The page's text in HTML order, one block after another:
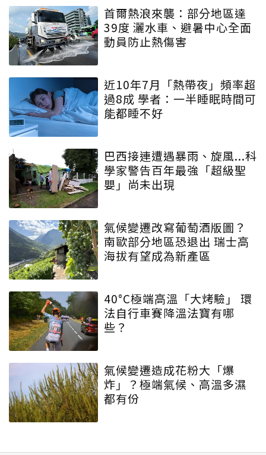
首爾熱浪來襲：部分地區達
39度 灑水車、避暑中心全面
動員防止熱傷害
近10年7月「熱帶夜」頻率超
過8成 學者：一半睡眠時間可
能都睡不好
巴西接連遭遇暴雨、旋風...科
學家警告百年最強「超級聖
嬰」尚未出現
氣候變遷改寫葡萄酒版圖？
南歐部分地區恐退出 瑞士高
海拔有望成為新產區
40°C極端高溫「大烤驗」 環
法自行車賽降溫法寶有哪
些？
氣候變遷造成花粉大「爆
炸」？極端氣候、高溫多濕
都有份